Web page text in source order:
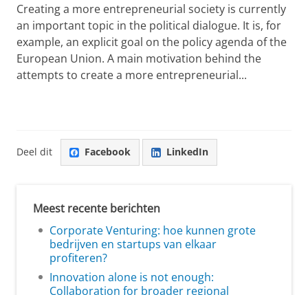
Creating a more entrepreneurial society is currently
an important topic in the political dialogue. It is, for
example, an explicit goal on the policy agenda of the
European Union. A main motivation behind the
attempts to create a more entrepreneurial...
Deel dit Facebook LinkedIn
Meest recente berichten
Corporate Venturing: hoe kunnen grote
bedrijven en startups van elkaar
profiteren?
Innovation alone is not enough:
Collaboration for broader regional